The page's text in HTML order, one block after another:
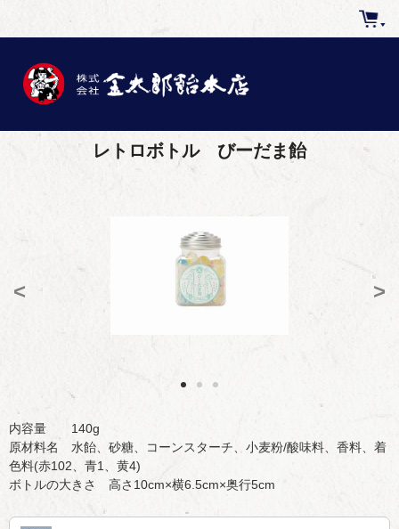
レトロボトル びーだま飴
< >
内容量 140g
原材料名 水飴、砂糖、コーンスターチ、小麦粉/酸味料、香料、着
色料(赤102、青1、黄4)
ボトルの大きさ 高さ10cm×横6.5cm×奥行5cm